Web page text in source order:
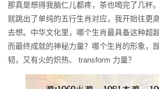
那真是想得我脑仁儿都疼，茶也喝完了几杯
就跳出了单纯的五行生肖对应，我开始往更
去想。中华文化里，哪个生肖最具备这种超
而最终成就的神秘力量？哪个生肖的形象，
韧，又有火的炽热、 transform 力量？